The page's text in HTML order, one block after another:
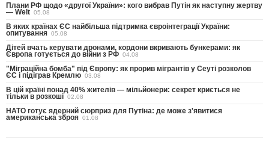
Плани РФ щодо «другої України»: кого вибрав Путін як наступну жертву
— Welt 05.08
В яких країнах ЄС найбільша підтримка євроінтеграції України:
опитування 05.08
Дітей вчать керувати дронами, кордони вкривають бункерами: як
Європа готується до війни з РФ 04.08
"Міграційна бомба" під Європу: як прорив мігрантів у Сеуті розколов
ЄС і підіграв Кремлю 03.08
В цій країні понад 40% жителів — мільйонери: секрет криється не
тільки в розкоші 02.08
НАТО готує ядерний сюрприз для Путіна: де може з'явитися
американська зброя 01.08